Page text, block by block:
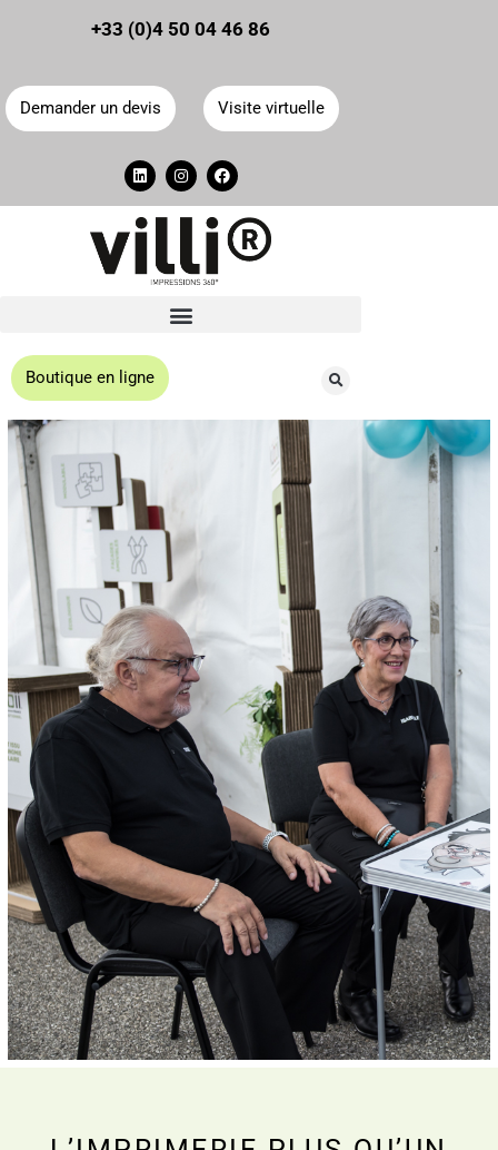
Panneau de gestion des cookies
+33 (0)4 50 04 46 86
Demander un devis Visite virtuelle
Boutique en ligne